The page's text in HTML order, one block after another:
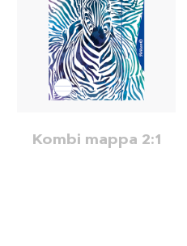
Kombi mappa 2:1